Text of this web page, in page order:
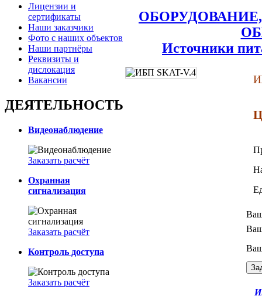
Лицензии и
сертификаты
Наши заказчики
Фото с наших объектов
Наши партнёры
Реквизиты и
дислокация
Вакансии
ДЕЯТЕЛЬНОСТЬ
Видеонаблюдение
Заказать расчёт
Охранная
сигнализация
Заказать расчёт
Контроль доступа
Заказать расчёт
Источники